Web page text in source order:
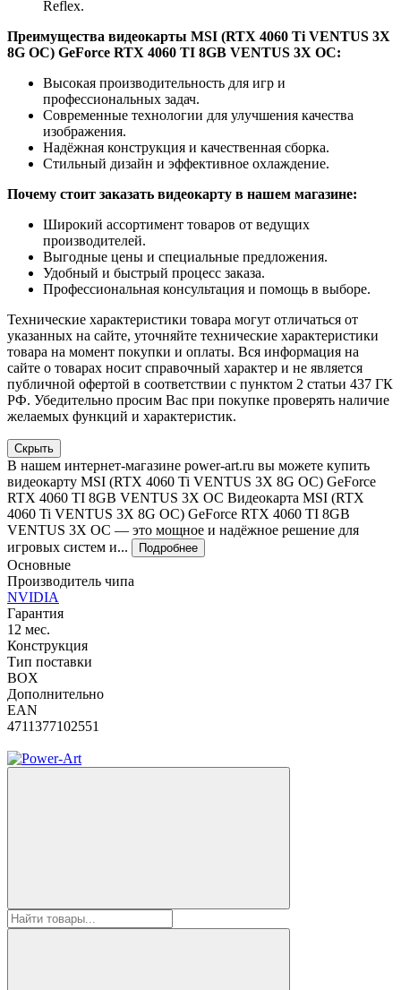
Reflex.
Преимущества видеокарты MSI (RTX 4060 Ti VENTUS 3X
8G OC) GeForce RTX 4060 TI 8GB VENTUS 3X OC:
Высокая производительность для игр и
профессиональных задач.
Современные технологии для улучшения качества
изображения.
Надёжная конструкция и качественная сборка.
Стильный дизайн и эффективное охлаждение.
Почему стоит заказать видеокарту в нашем магазине:
Широкий ассортимент товаров от ведущих
производителей.
Выгодные цены и специальные предложения.
Удобный и быстрый процесс заказа.
Профессиональная консультация и помощь в выборе.
Технические характеристики товара могут отличаться от
указанных на сайте, уточняйте технические характеристики
товара на момент покупки и оплаты. Вся информация на
сайте о товарах носит справочный характер и не является
публичной офертой в соответствии с пунктом 2 статьи 437 ГК
РФ. Убедительно просим Вас при покупке проверять наличие
желаемых функций и характеристик.
Скрыть
В нашем интернет-магазине power-art.ru вы можете купить
видеокарту MSI (RTX 4060 Ti VENTUS 3X 8G OC) GeForce
RTX 4060 TI 8GB VENTUS 3X OC Видеокарта MSI (RTX
4060 Ti VENTUS 3X 8G OC) GeForce RTX 4060 TI 8GB
VENTUS 3X OC — это мощное и надёжное решение для
игровых систем и...
Подробнее
Основные
Производитель чипа
NVIDIA
Гарантия
12 мес.
Конструкция
Тип поставки
BOX
Дополнительно
EAN
4711377102551